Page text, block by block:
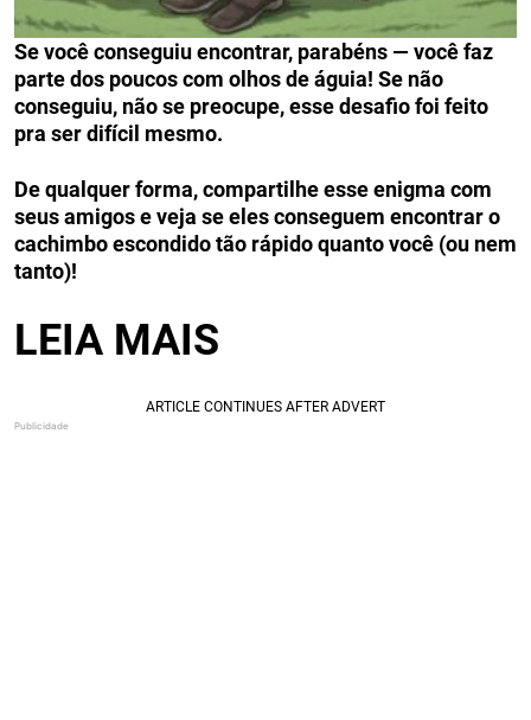
Se você conseguiu encontrar, parabéns — você faz
parte dos poucos com olhos de águia! Se não
conseguiu, não se preocupe, esse desafio foi feito
pra ser difícil mesmo.
De qualquer forma, compartilhe esse enigma com
seus amigos e veja se eles conseguem encontrar o
cachimbo escondido tão rápido quanto você (ou nem
tanto)!
LEIA MAIS